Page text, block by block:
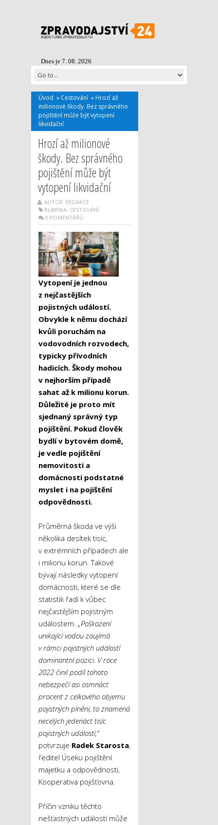
Dnes je 7. 08. 2026
Úvod » Cestování » Hrozí až
milionové škody. Bez správného
pojištění může být vytopení
likvidační
Hrozí až milionové
škody. Bez správného
pojištění může být
vytopení likvidační
AUTOR: REDAKCE
RUBRIKA: CESTOVÁNÍ
0 KOMENTÁŘŮ
Vytopení je jednou
z nejčastějších
pojistných událostí.
Obvykle k němu dochází
kvůli poruchám na
vodovodních rozvodech,
typicky přívodních
hadicích. Škody mohou
v nejhorším případě
sahat až k milionu korun.
Důležité je proto mít
sjednaný správný typ
pojištění. Pokud člověk
bydlí v bytovém domě,
je vedle pojištění
nemovitosti a
domácnosti podstatné
myslet i na pojištění
odpovědnosti.
Průměrná škoda ve výši
několika desítek tisíc,
v extrémních případech ale
i milionu korun. Takové
bývají následky vytopení
domácnosti, které se dle
statistik řadí k vůbec
nejčastějším pojistným
událostem. „Poškození
unikající vodou zaujímá
v rámci pojistných událostí
dominantní pozici. V roce
2022 činil podíl tohoto
nebezpečí asi osmnáct
procent z celkového objemu
pojistných plnění, to znamená
necelých jedenáct tisíc
pojistných událostí,“
potvrzuje Radek Starosta,
ředitel Úseku pojištění
majetku a odpovědnosti,
Kooperativa pojišťovna.
Příčin vzniku těchto
nešťastných událostí může